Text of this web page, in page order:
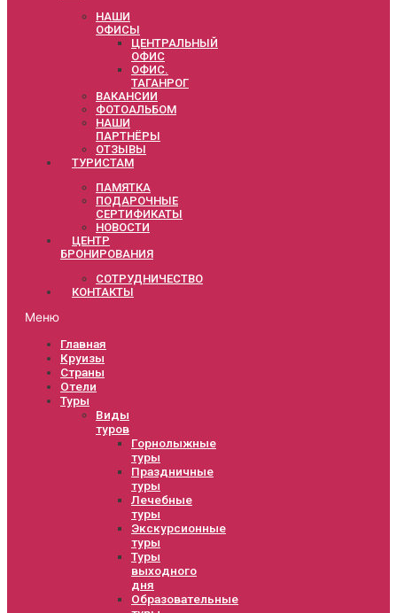
НАШИ
ОФИСЫ
ЦЕНТРАЛЬНЫЙ
ОФИС
ОФИС.
ТАГАНРОГ
ВАКАНСИИ
ФОТОАЛЬБОМ
НАШИ
ПАРТНЁРЫ
ОТЗЫВЫ
ТУРИСТАМ
ПАМЯТКА
ПОДАРОЧНЫЕ
СЕРТИФИКАТЫ
НОВОСТИ
ЦЕНТР
БРОНИРОВАНИЯ
СОТРУДНИЧЕСТВО
КОНТАКТЫ
Меню
Главная
Круизы
Страны
Отели
Туры
Виды
туров
Горнолыжные
туры
Праздничные
туры
Лечебные
туры
Экскурсионные
туры
Туры
выходного
дня
Образовательные